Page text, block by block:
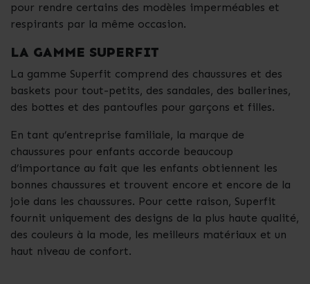
pour rendre certains des modèles imperméables et
respirants par la même occasion.
LA GAMME SUPERFIT
La gamme Superfit comprend des chaussures et des
baskets pour tout-petits, des sandales, des ballerines,
des bottes et des pantoufles pour garçons et filles.
En tant qu’entreprise familiale, la marque de
chaussures pour enfants accorde beaucoup
d’importance au fait que les enfants obtiennent les
bonnes chaussures et trouvent encore et encore de la
joie dans les chaussures. Pour cette raison, Superfit
fournit uniquement des designs de la plus haute qualité,
des couleurs à la mode, les meilleurs matériaux et un
haut niveau de confort.